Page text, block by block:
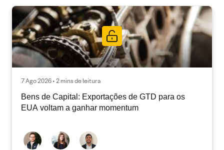
7 Ago 2026 • 2 mins de leitura
Bens de Capital: Exportações de GTD para os
EUA voltam a ganhar momentum